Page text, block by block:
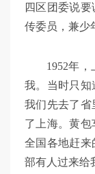
四区团委说
传委员，兼少
1952年
我。当时只知
我们先去了省
了上海。黄
全国各地赶来
部有人过来给